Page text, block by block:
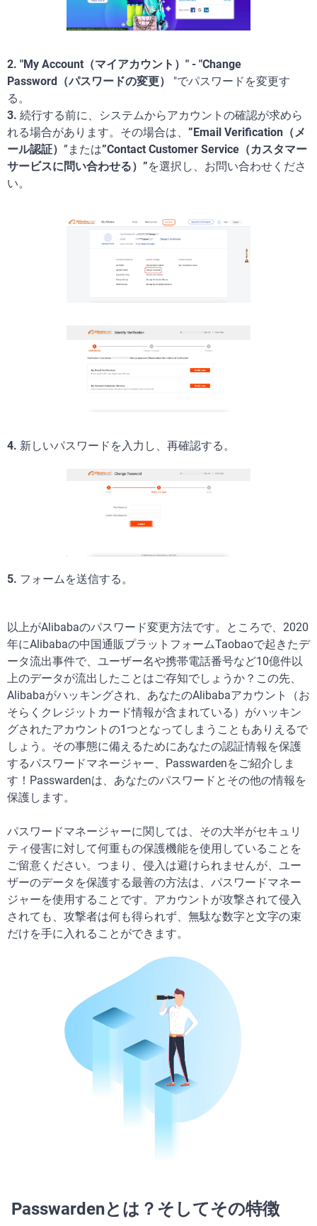
2. "My Account（マイアカウント）" - "Change
Password（パスワードの変更）
"でパスワードを変更す
る。
3. 続行する前に、システムからアカウントの確認が求めら
れる場合があります。その場合は、 ”Email Verification（メ
ール認証） ”または”Contact Customer Service（カスタマー
サービスに問い合わせる）”を選択し、お問い合わせくださ
い。
4. 新しいパスワードを入力し、再確認する。
5. フォームを送信する。
以上がAlibabaのパスワード変更方法です。ところで、2020
年にAlibabaの中国通販プラットフォームTaobaoで起きたデ
ータ流出事件で、ユーザー名や携帯電話番号など10億件以
上のデータが流出したことはご存知でしょうか？この先、
Alibabaがハッキングされ、あなたのAlibabaアカウント（お
そらくクレジットカード情報が含まれている）がハッキン
グされたアカウントの1つとなってしまうこともありえるで
しょう。その事態に備えるためにあなたの認証情報を保護
するパスワードマネージャー、Passwardenをご紹介しま
す！Passwardenは、あなたのパスワードとその他の情報を
保護します。
パスワードマネージャーに関しては、その大半がセキュリ
ティ侵害に対して何重もの保護機能を使用していることを
ご留意ください。つまり、侵入は避けられませんが、ユー
ザーのデータを保護する最善の方法は、パスワードマネー
ジャーを使用することです。アカウントが攻撃されて侵入
されても、攻撃者は何も得られず、無駄な数字と文字の束
だけを手に入れることができます。
Passwardenとは？そしてその特徴